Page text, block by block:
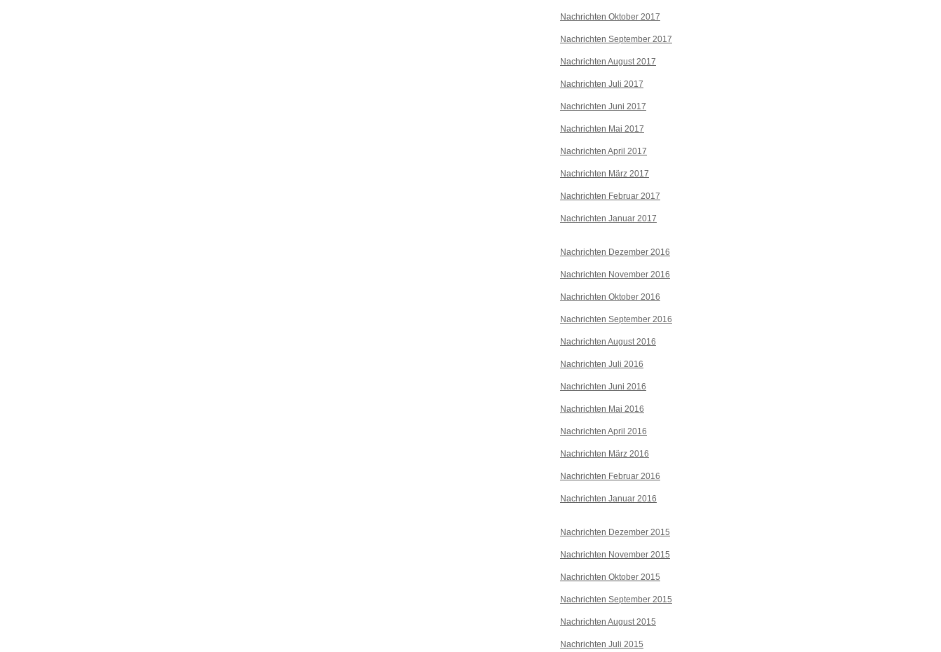
Nachrichten Oktober 2017
Nachrichten September 2017
Nachrichten August 2017
Nachrichten Juli 2017
Nachrichten Juni 2017
Nachrichten Mai 2017
Nachrichten April 2017
Nachrichten März 2017
Nachrichten Februar 2017
Nachrichten Januar 2017
Nachrichten Dezember 2016
Nachrichten November 2016
Nachrichten Oktober 2016
Nachrichten September 2016
Nachrichten August 2016
Nachrichten Juli 2016
Nachrichten Juni 2016
Nachrichten Mai 2016
Nachrichten April 2016
Nachrichten März 2016
Nachrichten Februar 2016
Nachrichten Januar 2016
Nachrichten Dezember 2015
Nachrichten November 2015
Nachrichten Oktober 2015
Nachrichten September 2015
Nachrichten August 2015
Nachrichten Juli 2015